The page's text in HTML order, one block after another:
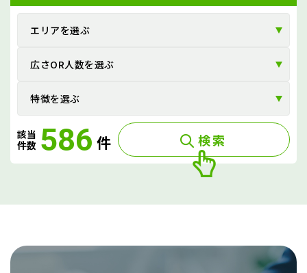
ー
ョ
ン
エリアを選ぶ
広さOR人数を選ぶ
特徴を選ぶ
該当
件数 586 件 検索